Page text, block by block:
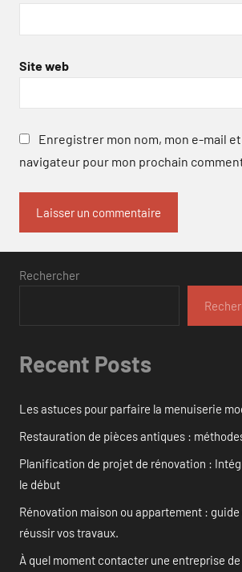
Site web
Enregistrer mon nom, mon e-mail
navigateur pour mon prochain
Rechercher
Recent Posts
Les astuces pour parfaire la menuiserie
Restauration de pièces antiques :
Planification de projet de rénovation :
le début
Rénovation maison ou appartement :
réussir vos travaux.
À quel moment contacter une entreprise